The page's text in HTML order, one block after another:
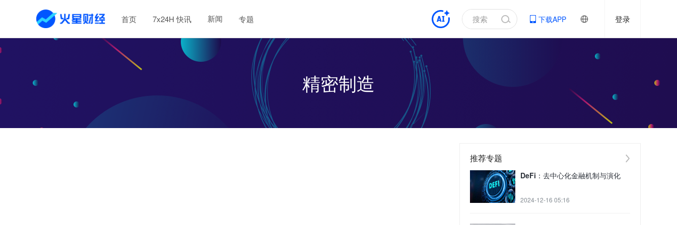
首页 7x24H 快讯 新闻 专题 下载APP 登录
精密制造
推荐专题
DeFi：去中心化金融机制与演化
2024-12-16 05:16